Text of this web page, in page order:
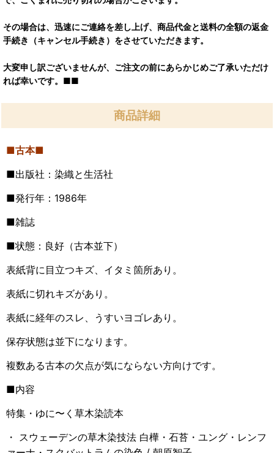
その場合は、迅速にご連絡を差し上げ、商品代金と送料の全額の返金
手続き（キャンセル手続き）をさせていただきます。
大変申し訳ございませんが、ご注文の前にあらかじめご了承いただけ
れば幸いです。■■
商品詳細
■古本■
■出版社：染織と生活社
■発行年：1986年
■雑誌
■状態：良好 （古本並下）
表紙背に目立つキズ、イタミ箇所あり。
表紙に切れキズがあり。
表紙に経年のスレ、うすいヨゴレあり。
保存状態は並下になります。
複数ある古本の欠点が気にならない方向けです。
■内容
特集・ゆに〜く草木染読本
・ スウェーデンの草木染技法 白樺・石苔・ユング・レンフ